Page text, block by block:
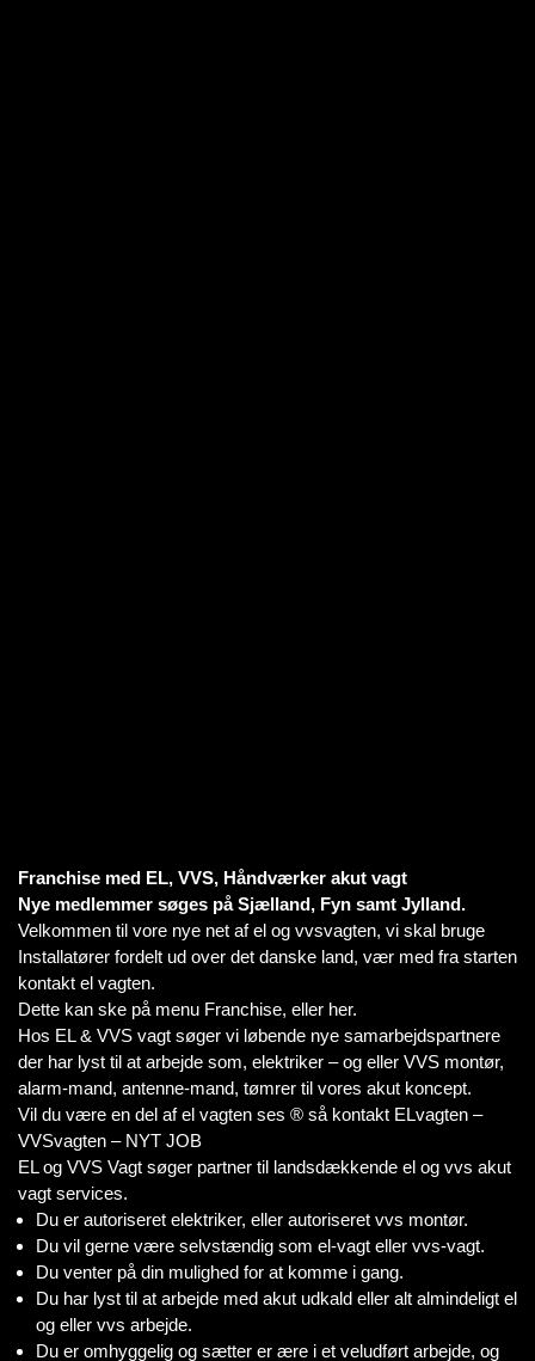
Franchise med EL, VVS, Håndværker akut vagt
Nye medlemmer søges på Sjælland, Fyn samt Jylland.
Velkommen til vore nye net af el og vvsvagten, vi skal bruge
Installatører fordelt ud over det danske land, vær med fra starten
kontakt el vagten.
Dette kan ske på menu Franchise, eller her.
Hos EL & VVS vagt søger vi løbende nye samarbejdspartnere
der har lyst til at arbejde som, elektriker – og eller VVS montør,
alarm-mand, antenne-mand, tømrer til vores akut koncept.
Vil du være en del af el vagten ses ® så kontakt ELvagten –
VVSvagten – NYT JOB
EL og VVS Vagt søger partner til landsdækkende el og vvs akut
vagt services.
Du er autoriseret elektriker, eller autoriseret vvs montør.
Du vil gerne være selvstændig som el-vagt eller vvs-vagt.
Du venter på din mulighed for at komme i gang.
Du har lyst til at arbejde med akut udkald eller alt almindeligt el
og eller vvs arbejde.
Du er omhyggelig og sætter er ære i et veludført arbejde, og